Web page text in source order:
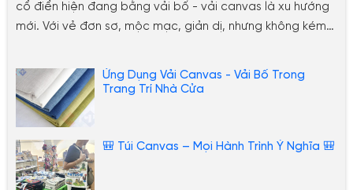
cổ điển hiện đang bằng vải bố - vải canvas là xu hướng
mới. Với vẻ đơn sơ, mộc mạc, giản dị, nhưng không kém
có thể tham kảo thêm, để ứng dụng vải bố
canvas trong việc trang hoàng nhà cửa.
Ứng Dụng Vải Canvas - Vải Bố Trong
Trang Trí Nhà Cửa
🎒 Túi Canvas – Mọi Hành Trình Ý Nghĩa 🎒